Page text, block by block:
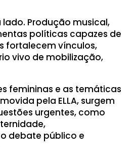
lado. Produção musical,
políticas capazes de
fortalecem vínculos,
vivo de mobilização,
femininas e as temáticas
pela ELLA, surgem
urgentes, como
debate público e